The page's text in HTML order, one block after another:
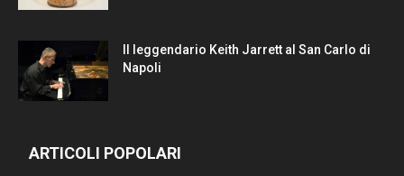
Il leggendario Keith Jarrett al San Carlo di
Napoli
ARTICOLI POPOLARI